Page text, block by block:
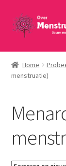
Ga
door
navigatie
Ga
naar
inhoud
Home
30 minuten
Home
menstruatie)